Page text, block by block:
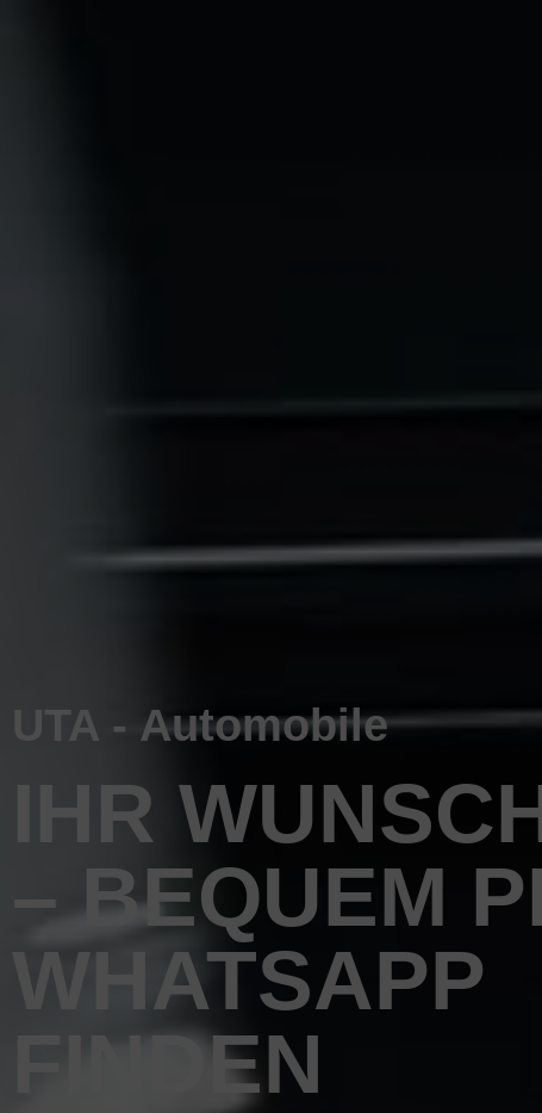
UTA - Automobile
IHR
– BEQUEM
WHATSAPP
FINDEN